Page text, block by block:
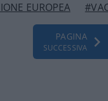
EUROPEA
PAGINA
SUCCESSIVA